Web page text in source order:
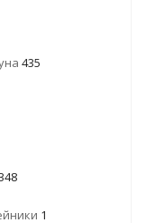
435
1